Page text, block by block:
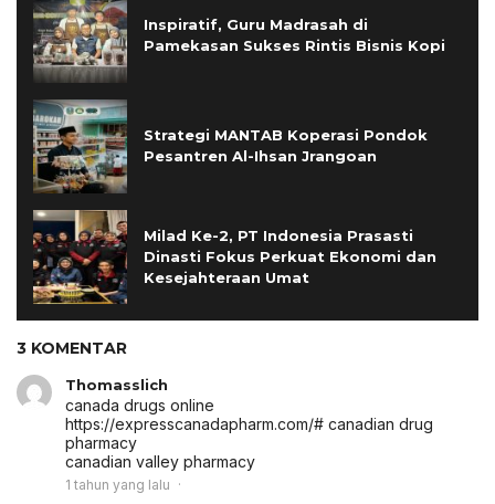
Inspiratif, Guru Madrasah di
Pamekasan Sukses Rintis Bisnis Kopi
Strategi MANTAB Koperasi Pondok
Pesantren Al-Ihsan Jrangoan
Milad Ke-2, PT Indonesia Prasasti
Dinasti Fokus Perkuat Ekonomi dan
Kesejahteraan Umat
3 KOMENTAR
Thomasslich
canada drugs online
https://expresscanadapharm.com/# canadian drug
pharmacy
canadian valley pharmacy
1 tahun yang lalu